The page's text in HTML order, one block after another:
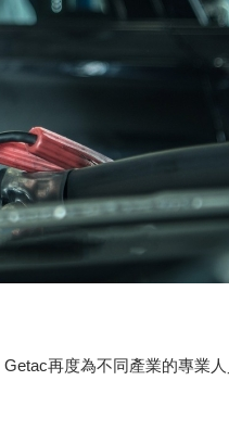
再度為不同產業的專業